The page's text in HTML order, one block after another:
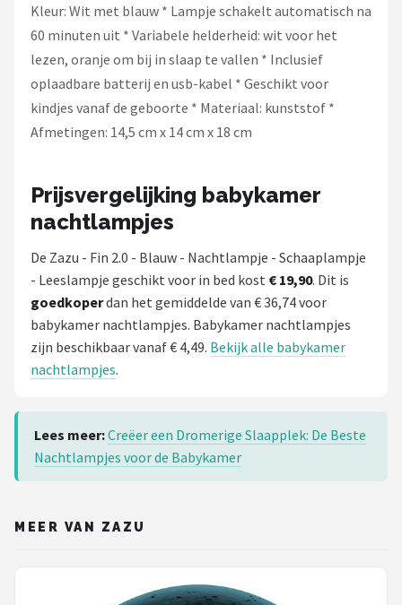
Kleur: Wit met blauw * Lampje schakelt automatisch na
60 minuten uit * Variabele helderheid: wit voor het
lezen, oranje om bij in slaap te vallen * Inclusief
oplaadbare batterij en usb-kabel * Geschikt voor
kindjes vanaf de geboorte * Materiaal: kunststof *
Afmetingen: 14,5 cm x 14 cm x 18 cm
Prijsvergelijking babykamer
nachtlampjes
De Zazu - Fin 2.0 - Blauw - Nachtlampje - Schaaplampje
- Leeslampje geschikt voor in bed kost € 19,90. Dit is
goedkoperdan het gemiddelde van € 36,74 voor
babykamer nachtlampjes. Babykamer nachtlampjes
zijn beschikbaar vanaf € 4,49. Bekijk alle babykamer
nachtlampjes.
Lees meer:Creëer een Dromerige Slaapplek: De Beste
Nachtlampjes voor de Babykamer
MEER VAN ZAZU